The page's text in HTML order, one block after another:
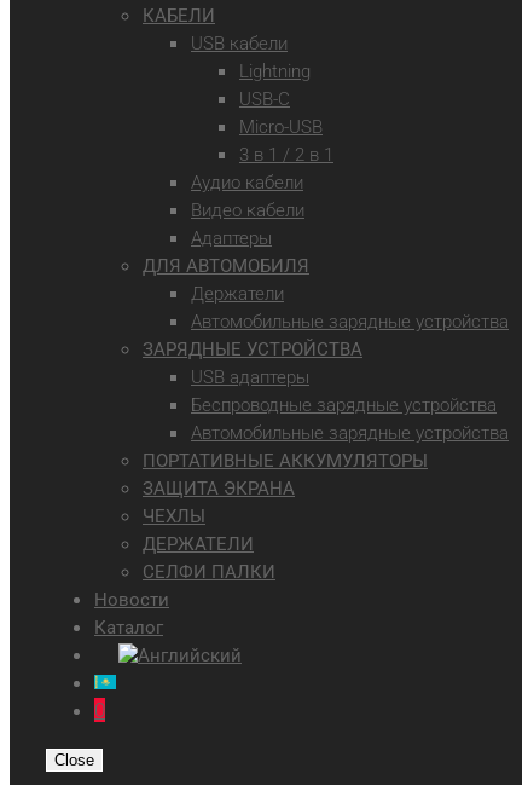
КАБЕЛИ
USB кабели
Lightning
USB-C
Micro-USB
3 в 1 / 2 в 1
Аудио кабели
Видео кабели
Адаптеры
ДЛЯ АВТОМОБИЛЯ
Держатели
Автомобильные зарядные устройства
ЗАРЯДНЫЕ УСТРОЙСТВА
USB адаптеры
Беспроводные зарядные устройства
Автомобильные зарядные устройства
ПОРТАТИВНЫЕ АККУМУЛЯТОРЫ
ЗАЩИТА ЭКРАНА
ЧЕХЛЫ
ДЕРЖАТЕЛИ
СЕЛФИ ПАЛКИ
Новости
Каталог
0
Close